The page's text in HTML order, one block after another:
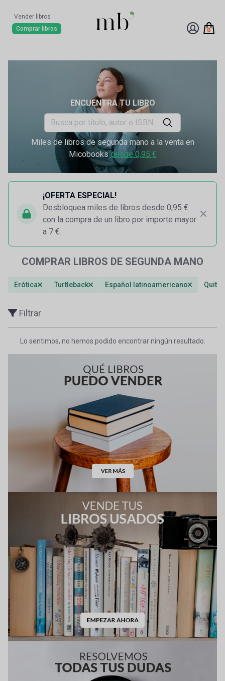
Vender libros
Comprar libros
0
ENCUENTRA TU LIBRO
Miles de libros de segunda mano a la venta en
Micobooksdesde 0,95 €
¡OFERTA ESPECIAL!
Desbloquea miles de libros desde 0,95 €
con la compra de un libro por importe mayor
a 7 €.
COMPRAR LIBROS DE SEGUNDA MANO
Erótica Turtleback Español latinoamericano
Filtrar
Lo sentimos, no hemos podido encontrar ningún resultado.